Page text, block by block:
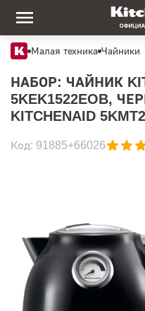
Малая техника Чайники
НАБОР: ЧАЙНИК
5KEK1522EOB,
KITCHENAID
Код: 91885+66026